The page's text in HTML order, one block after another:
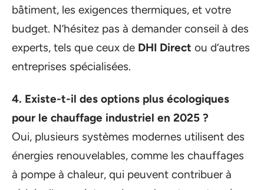
bâtiment, les exigences thermiques, et votre
budget. N’hésitez pas à demander conseil à des
experts, tels que ceux de DHI Direct ou d’autres
entreprises spécialisées.
4. Existe-t-il des options plus écologiques
pour le chauffage industriel en 2025 ?
Oui, plusieurs systèmes modernes utilisent des
énergies renouvelables, comme les chauffages
à pompe à chaleur, qui peuvent contribuer à